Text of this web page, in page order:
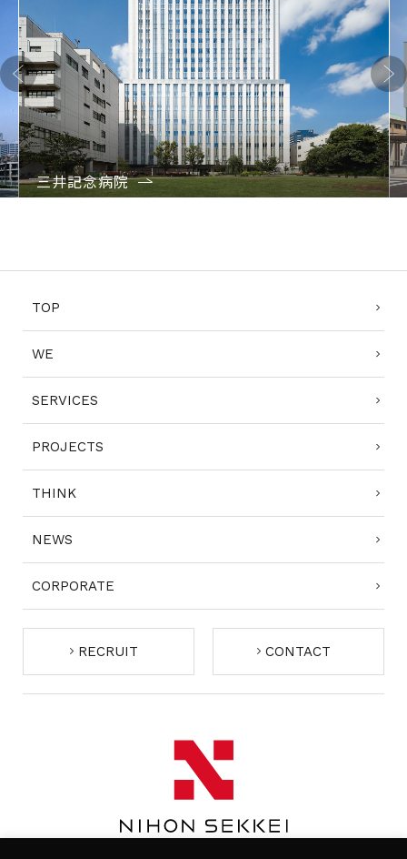
Previo
us
三井記念病院
TOP
WE
SERVICES
PROJECTS
THINK
NEWS
CORPORATE
RECRUIT CONTACT